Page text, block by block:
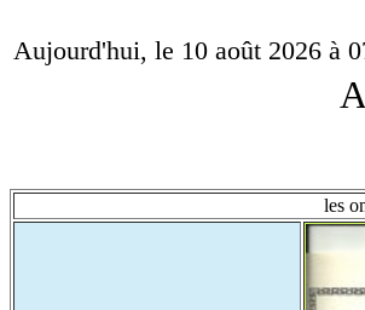
Aujourd'hui, le 10 août 2026 à
les